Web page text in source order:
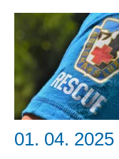
01. 04. 2025